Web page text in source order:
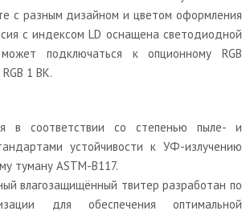
с разным дизайном и цветом оформления
с индексом LD оснащена светодиодной
подключаться к опционному RGB
1 BK.
соответствии со степенью пыле- и
устойчивости к УФ-излучению
туману ASTM-B117.
влагозащищённый твитер разработан по
для обеспечения оптимальной